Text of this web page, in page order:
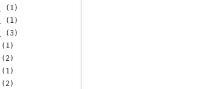
(1)
(1)
(3)
(1)
(2)
(1)
(2)